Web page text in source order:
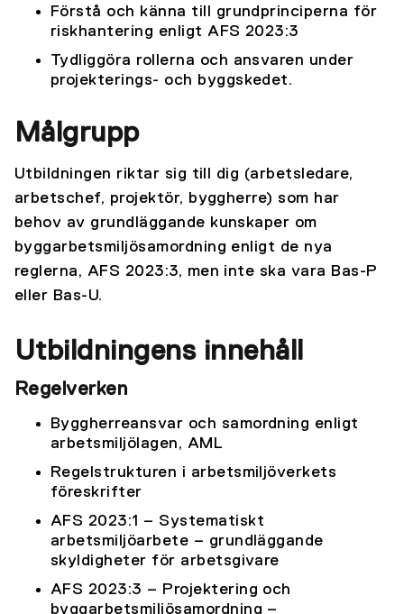
Förstå och känna till grundprinciperna för
riskhantering enligt AFS 2023:3
Tydliggöra rollerna och ansvaren under
projekterings- och byggskedet.
Målgrupp
Utbildningen riktar sig till dig (arbetsledare,
arbetschef, projektör, byggherre) som har
behov av grundläggande kunskaper om
byggarbetsmiljösamordning enligt de nya
reglerna, AFS 2023:3, men inte ska vara Bas-P
eller Bas-U.
Utbildningens innehåll
Regelverken
Byggherreansvar och samordning enligt
arbetsmiljölagen, AML
Regelstrukturen i arbetsmiljöverkets
föreskrifter
AFS 2023:1 – Systematiskt
arbetsmiljöarbete – grundläggande
skyldigheter för arbetsgivare
AFS 2023:3 – Projektering och
byggarbetsmiljösamordning –